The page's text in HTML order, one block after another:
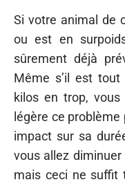
Si votre animal de
ou est en
sûrement déjà
Même s’il est
kilos en trop,
légère ce
impact sur sa
vous allez
mais ceci ne suffit